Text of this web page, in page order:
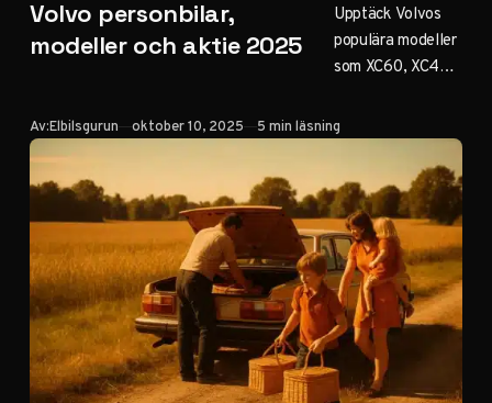
Volvo personbilar,
modeller och aktie 2025
Upptäck Volvos
populära modeller
som XC60, XC40
eldrift och
säkerhet. Läs om
aktieprestanda för
Volvo AB och
Cars, begagnade
bilar via Selekt
samt historia och
elbilsstrategi för
2025.
Av:Elbilsgurun Publicerad
oktober 10, 2025 5 min läsning